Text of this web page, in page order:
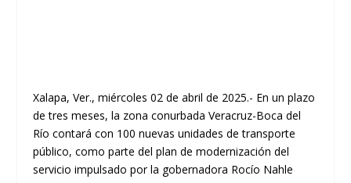
Xalapa, Ver., miércoles 02 de abril de 2025.- En un plazo
de tres meses, la zona conurbada Veracruz-Boca del
Río contará con 100 nuevas unidades de transporte
público, como parte del plan de modernización del
servicio impulsado por la gobernadora Rocío Nahle